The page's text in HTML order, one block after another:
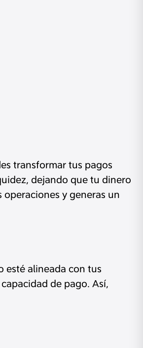
transformar tus pagos
dejando que tu dinero
y generas un
esté alineada con tus
de pago. Así,